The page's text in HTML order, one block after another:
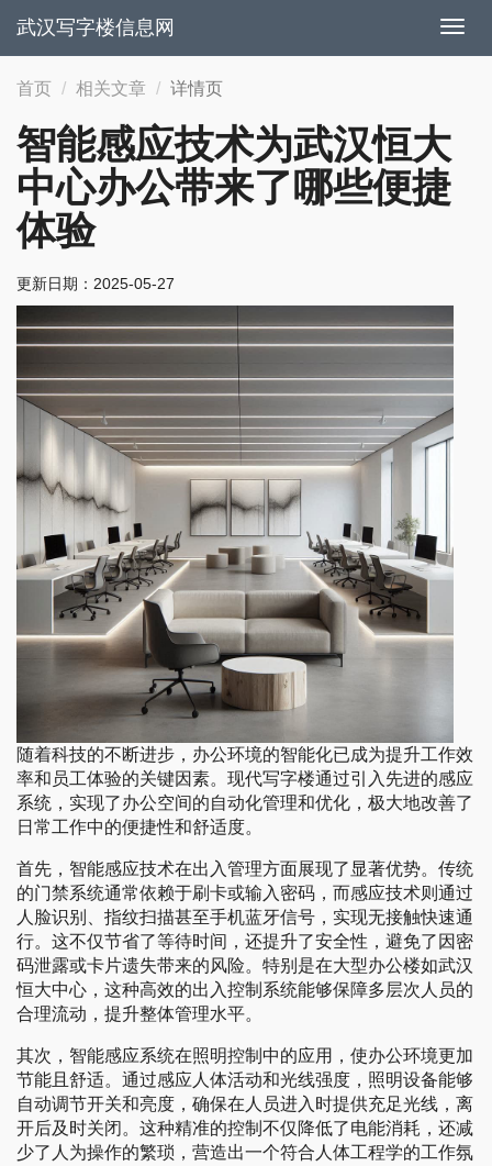
切
换
武汉写字楼信息网
首页 相关文章 详情页
智能感应技术为武汉恒大
中心办公带来了哪些便捷
体验
更新日期： 2025-05-27
随着科技的不断进步，办公环境的智能化已成为提升工作效
率和员工体验的关键因素。现代写字楼通过引入先进的感应
系统，实现了办公空间的自动化管理和优化，极大地改善了
日常工作中的便捷性和舒适度。
首先，智能感应技术在出入管理方面展现了显著优势。传统
的门禁系统通常依赖于刷卡或输入密码，而感应技术则通过
人脸识别、指纹扫描甚至手机蓝牙信号，实现无接触快速通
行。这不仅节省了等待时间，还提升了安全性，避免了因密
码泄露或卡片遗失带来的风险。特别是在大型办公楼如武汉
恒大中心，这种高效的出入控制系统能够保障多层次人员的
合理流动，提升整体管理水平。
其次，智能感应系统在照明控制中的应用，使办公环境更加
节能且舒适。通过感应人体活动和光线强度，照明设备能够
自动调节开关和亮度，确保在人员进入时提供充足光线，离
开后及时关闭。这种精准的控制不仅降低了电能消耗，还减
少了人为操作的繁琐，营造出一个符合人体工程学的工作氛